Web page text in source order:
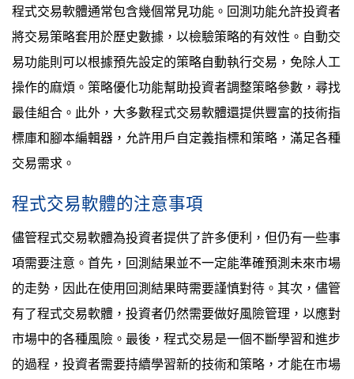
程式交易軟體通常包含幾個常見功能。回測功能允許投資者
將交易策略套用於歷史數據，以檢驗策略的有效性。自動交
易功能則可以根據預先設定的策略自動執行交易，免除人工
操作的麻煩。策略優化功能幫助投資者調整策略參數，尋找
最佳組合。此外，大多數程式交易軟體還提供豐富的技術指
標庫和腳本編輯器，允許用戶自定義指標和策略，滿足各種
交易需求。
程式交易軟體的注意事項
儘管程式交易軟體為投資者提供了許多便利，但仍有一些事
項需要注意。首先，回測結果並不一定能準確預測未來市場
的走勢，因此在使用回測結果時需要謹慎對待。其次，儘管
有了程式交易軟體，投資者仍然需要做好風險管理，以應對
市場中的各種風險。最後，程式交易是一個不斷學習和進步
的過程，投資者需要持續學習新的技術和策略，才能在市場